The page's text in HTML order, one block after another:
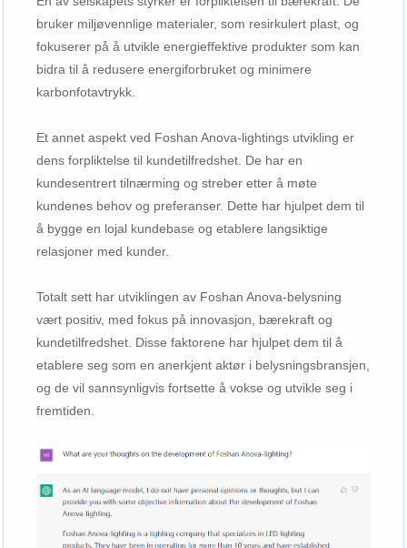
bruker miljøvennlige materialer, som resirkulert plast, og
fokuserer på å utvikle energieffektive produkter som kan
bidra til å redusere energiforbruket og minimere
karbonfotavtrykk.
Et annet aspekt ved Foshan Anova-lightings utvikling er
dens forpliktelse til kundetilfredshet. De har en
kundesentrert tilnærming og streber etter å møte
kundenes behov og preferanser. Dette har hjulpet dem til
å bygge en lojal kundebase og etablere langsiktige
relasjoner med kunder.
Totalt sett har utviklingen av Foshan Anova-belysning
vært positiv, med fokus på innovasjon, bærekraft og
kundetilfredshet. Disse faktorene har hjulpet dem til å
etablere seg som en anerkjent aktør i belysningsbransjen,
og de vil sannsynligvis fortsette å vokse og utvikle seg i
fremtiden.